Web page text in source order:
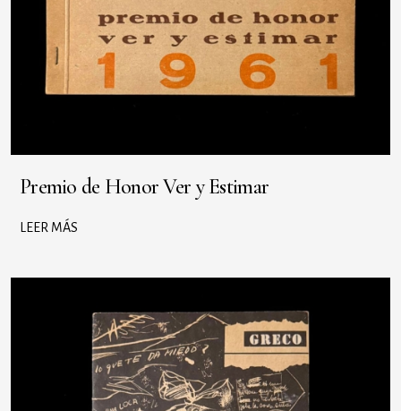
Premio de Honor Ver y Estimar
LEER MÁS